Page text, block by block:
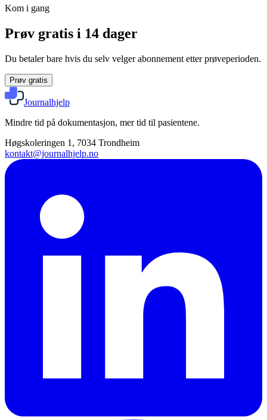
Kom i gang
Prøv gratis i 14 dager
Du betaler bare hvis du selv velger abonnement etter prøveperioden.
Prøv gratis
Journalhjelp
Mindre tid på dokumentasjon, mer tid til pasientene.
Høgskoleringen 1, 7034 Trondheim
kontakt@journalhjelp.no